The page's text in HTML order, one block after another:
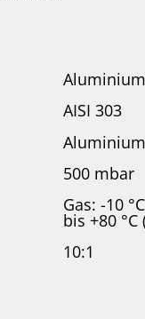
Aluminium
AISI 303
500 mbar
Gas: -10
bis +80
10:1